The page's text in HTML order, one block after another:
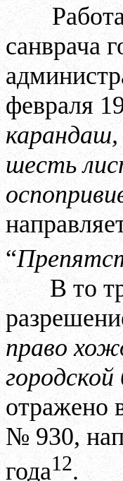
санврача
февраля
шесть
“
В то
право
отражено
№ 930,
года12.